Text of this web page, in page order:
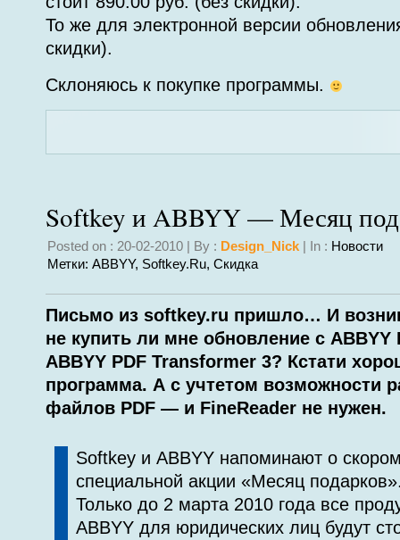
То же для электронной версии
скидки).
Склоняюсь к покупке программы.
Softkey и ABBYY — Месяц
Posted on : 20-02-2010 | By : Design_Nick | In : Новости
Метки: ABBYY, Softkey.ru, Скидка
Письмо из softkey.ru пришло… И
не купить ли мне обновление с ABBYY
ABBYY PDF Transformer 3? Кстати
программа. А с учтетом возможности
файлов PDF — и FineReader не нужен.
Softkey и ABBYY напоминают о
специальной акции «Месяц
Только до 2 марта 2010 года все
ABBYY для юридических лиц будут